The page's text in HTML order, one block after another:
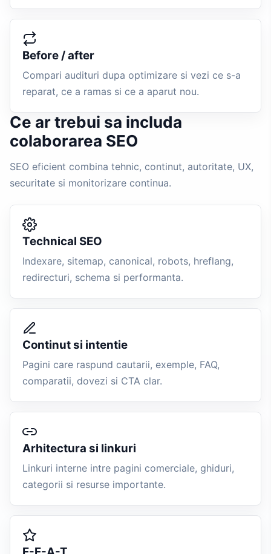
Before / after
Compari audituri dupa optimizare si vezi ce s-a
reparat, ce a ramas si ce a aparut nou.
Ce ar trebui sa includa
colaborarea SEO
SEO eficient combina tehnic, continut, autoritate, UX,
securitate si monitorizare continua.
Technical SEO
Indexare, sitemap, canonical, robots, hreflang,
redirecturi, schema si performanta.
Continut si intentie
Pagini care raspund cautarii, exemple, FAQ,
comparatii, dovezi si CTA clar.
Arhitectura si linkuri
Linkuri interne intre pagini comerciale, ghiduri,
categorii si resurse importante.